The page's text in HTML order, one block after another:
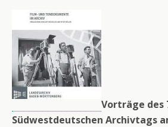
Vorträge des
Südwestdeutschen Archivtags